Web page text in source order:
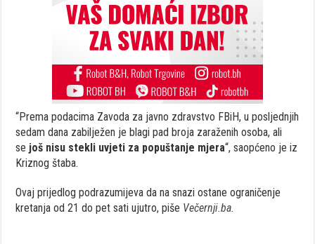
“Prema podacima Zavoda za javno zdravstvo FBiH, u posljednjih
sedam dana zabilježen je blagi pad broja zaraženih osoba, ali
se još nisu stekli uvjeti za popuštanje mjera“, saopćeno je iz
Kriznog štaba.
Ovaj prijedlog podrazumijeva da na snazi ostane ograničenje
kretanja od 21 do pet sati ujutro, piše Večernji.ba.